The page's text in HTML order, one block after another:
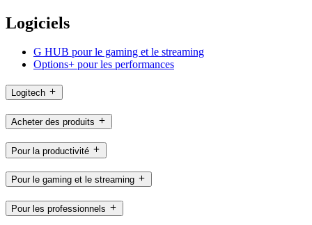
Logiciels
G HUB pour le gaming et le streaming
Options+ pour les performances
Logitech
Acheter des produits
Pour la productivité
Pour le gaming et le streaming
Pour les professionnels